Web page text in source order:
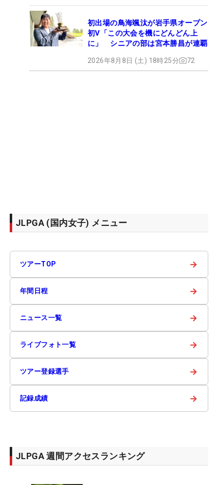
初出場の鳥海颯汰が岩手県オープン
初V「この大会を機にどんどん上
に」 シニアの部は宮本勝昌が連覇
2026年8月8日 (土) 18時25分 72
JLPGA (国内女子) メニュー
ツアーTOP →
年間日程 →
ニュース一覧 →
ライブフォト一覧 →
ツアー登録選手 →
記録成績 →
JLPGA 週間アクセスランキング